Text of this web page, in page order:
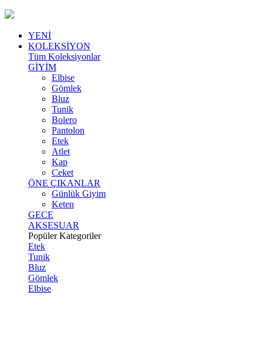
YENİ
KOLEKSİYON
Tüm Koleksiyonlar
GİYİM
Elbise
Gömlek
Bluz
Tunik
Bolero
Pantolon
Etek
Atlet
Kap
Ceket
ÖNE ÇIKANLAR
Günlük Giyim
Keten
GECE
AKSESUAR
Popüler Kategoriler
Etek
Tunik
Bluz
Gömlek
Elbise